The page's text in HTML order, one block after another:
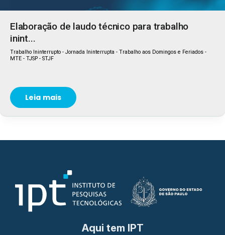
Elaboração de laudo técnico para trabalho
inint...
Trabalho Ininterrupto - Jornada Ininterrupta - Trabalho aos Domingos e Feriados -
MTE - TJSP - STJF
Leia mais
Aqui tem IPT